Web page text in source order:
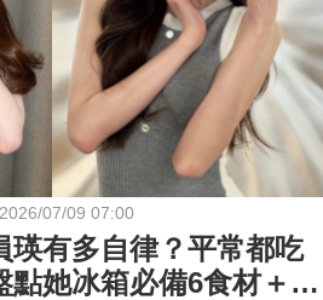
2026/07/09 07:00
瑛有多自律？平常都吃
點她冰箱必備6食材＋日